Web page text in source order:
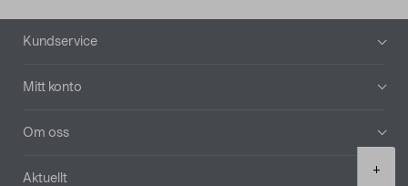
+
Sidfot
Kundservice
Mitt konto
Om oss
Aktuellt